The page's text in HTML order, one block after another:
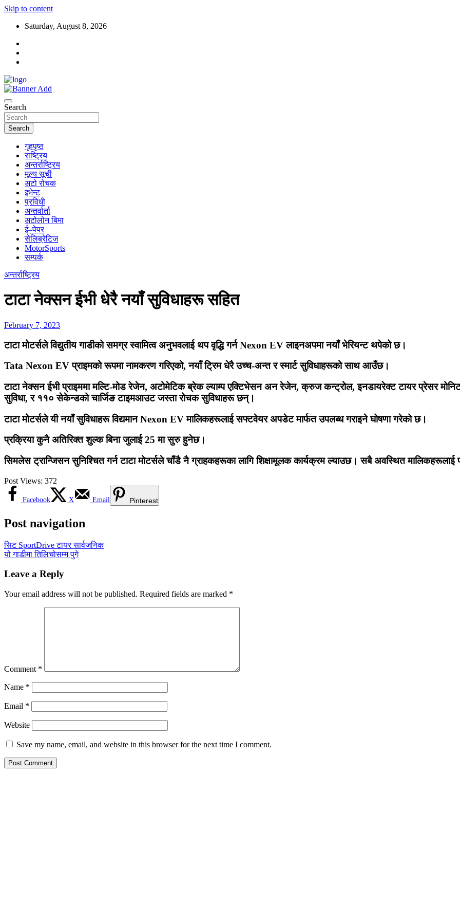
Skip to content
Saturday, August 8, 2026
Search
Search
गृहपृष्ठ
राष्ट्रिय
अन्तर्राष्ट्रिय
मूल्य सूची
अटो रोचक
इभेन्ट
प्रविधी
अन्तर्वार्ता
अटोलोन बिमा
ई–पेपर
सेलिब्रेटिज
MotorSports
सम्पर्क
अन्तर्राष्ट्रिय
टाटा नेक्सन ईभी धेरै नयाँ सुविधाहरू सहित
February 7, 2023
टाटा मोटर्सले विद्युतीय गाडीको समग्र स्वामित्व अनुभवलाई थप वृद्धि गर्न Nexon EV लाइनअपमा नयाँ भेरियन्ट थपेको छ।
Tata Nexon EV प्राइमको रूपमा नामकरण गरिएको, नयाँ ट्रिम धेरै उच्च-अन्त र स्मार्ट सुविधाहरूको साथ आउँछ।
टाटा नेक्सन ईभी प्राइममा मल्टि-मोड रेजेन, अटोमेटिक ब्रेक ल्याम्प एक्टिभेसन अन रेजेन, क्रुज कन्ट्रोल, इनडायरेक्ट टायर प्रेसर
सुविधा, र ११० सेकेन्डको चार्जिङ टाइमआउट जस्ता रोचक सुविधाहरू छन्।
टाटा मोटर्सले यी नयाँ सुविधाहरू विद्यमान Nexon EV मालिकहरूलाई सफ्टवेयर अपडेट मार्फत उपलब्ध गराइने घोषणा गरेको छ।
प्रक्रिया कुनै अतिरिक्त शुल्क बिना जुलाई 25 मा सुरु हुनेछ।
सिमलेस ट्रान्जिसन सुनिश्चित गर्न टाटा मोटर्सले चाँडै नै ग्राहकहरूका लागि शिक्षामूलक कार्यक्रम ल्याउछ। सबै अवस्थित
Post Views: 372
Facebook X Email Pinterest
Post navigation
सिट SportDrive टायर सार्वजनिक
यो गाडीमा तिलिचोसम्म पुगे
Leave a Reply
Your email address will not be published. Required fields are marked *
Comment *
Name *
Email *
Website
Save my name, email, and website in this browser for the next time I comment.